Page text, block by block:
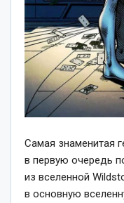
Самая знаменитая
в первую очередь
из вселенной
в основную